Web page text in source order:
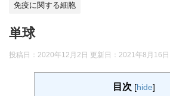
免疫に関する細胞
単球
投稿日：2020年12月2日 更新日： 2021年8月16日
目次 [hide]